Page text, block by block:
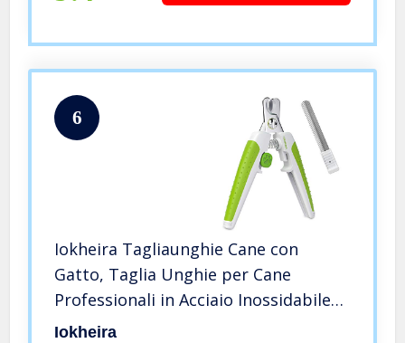
6
Iokheira Tagliaunghie Cane con
Gatto, Taglia Unghie per Cane
Professionali in Acciaio Inossidabile
con Protezione e Blocco di Sicurezza
Iokheira